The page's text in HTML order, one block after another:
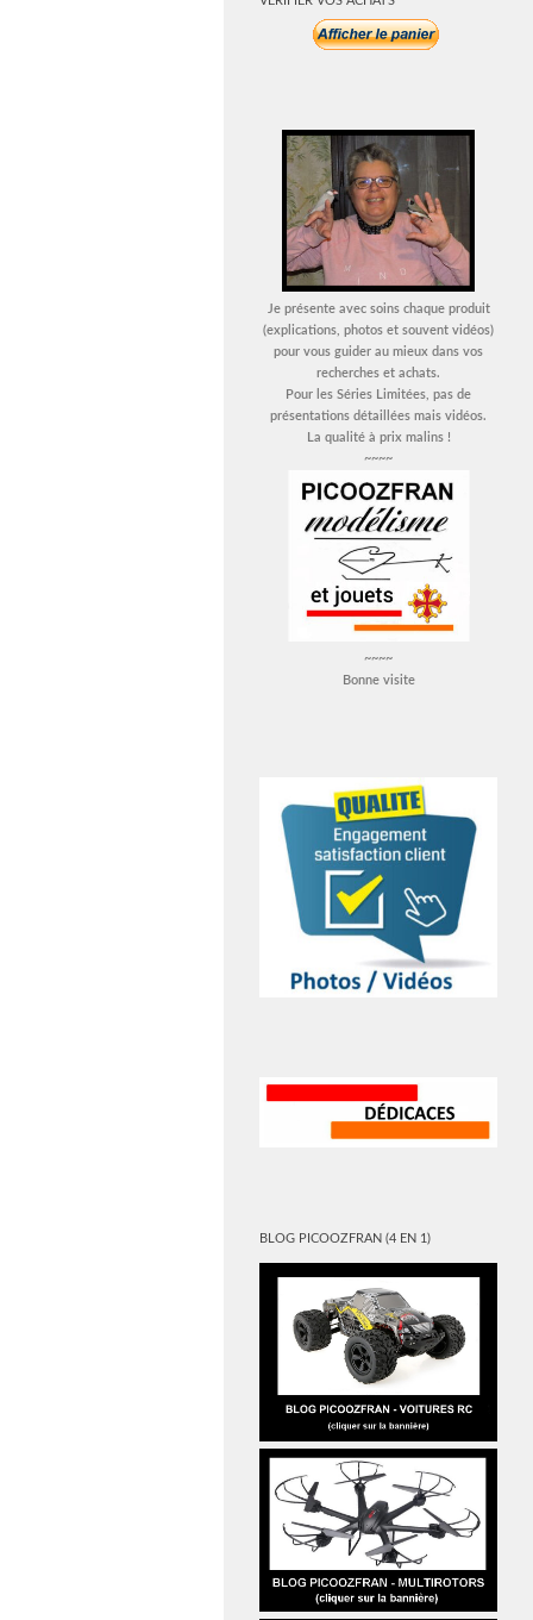
Je présente avec soins chaque produit
(explications, photos et souvent vidéos)
pour vous guider au mieux dans vos
recherches et achats.
Pour les Séries Limitées, pas de
présentations détaillées mais vidéos.
La qualité à prix malins !
~~~~
~~~~
Bonne visite
BLOG PICOOZFRAN (4 EN 1)